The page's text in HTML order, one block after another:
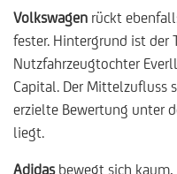
Volkswagen rückt
fester. Hintergrund ist der
Nutzfahrzeugtochter
Capital. Der Mittelzufluss
erzielte Bewertung unter
liegt.
Adidasbewegt sich